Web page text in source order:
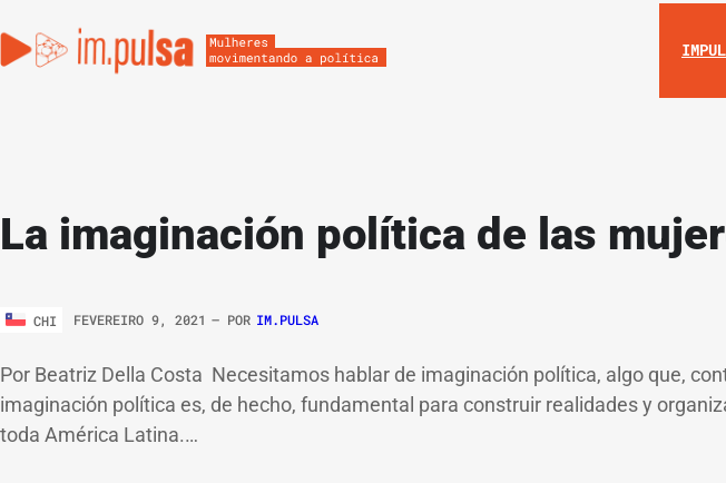
La imaginación política de las
CHI FEVEREIRO 9, 2021 – POR IM.PULSA
Por Beatriz Della Costa Necesitamos hablar de imaginación política, algo que,
imaginación política es, de hecho, fundamental para construir realidades y
toda América Latina.…